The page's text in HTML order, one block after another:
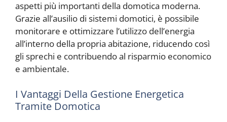
aspetti più importanti della domotica moderna.
Grazie all’ausilio di sistemi domotici, è possibile
monitorare e ottimizzare l’utilizzo dell’energia
all’interno della propria abitazione, riducendo così
gli sprechi e contribuendo al risparmio economico
e ambientale.
I Vantaggi Della Gestione Energetica
Tramite Domotica